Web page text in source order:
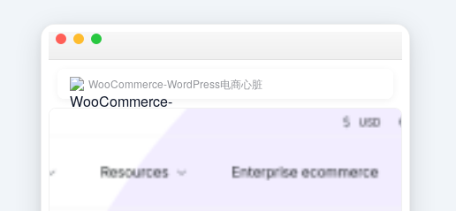
WooCommerce-WordPress电商心脏